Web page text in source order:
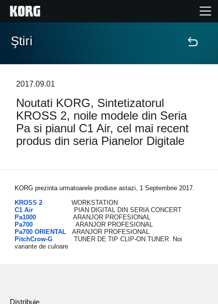
În Prim Plan
Eveniment
Găsește un Magazin
Locaţie
Ştiri
2017.09.01
Noutati KORG, Sintetizatorul
KROSS 2, noile modele din Seria
Pa si pianul C1 Air, cel mai recent
produs din seria Pianelor Digitale
KORG prezinta urmatoarele produse astazi, 1 Septembrie 2017.
KROSS 2
WORKSTATION
C1 Air
PIAN DIGITAL DIN SERIA CONCERT
Pa1000
ARANJOR PROFESIONAL
Pa700
ARANJOR PROFESIONAL
Pa700 ORIENTAL
ARANJOR PROFESIONAL
PitchCrow-G
TUNER DE TIP CLIP-ON TUNER Noi
variante de culoare
Distribuie